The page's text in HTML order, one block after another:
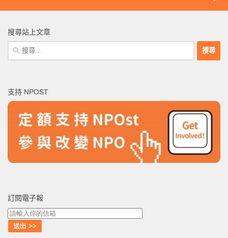
搜尋站上文章
搜
尋
字:
支持 NPOST
訂閱電子報